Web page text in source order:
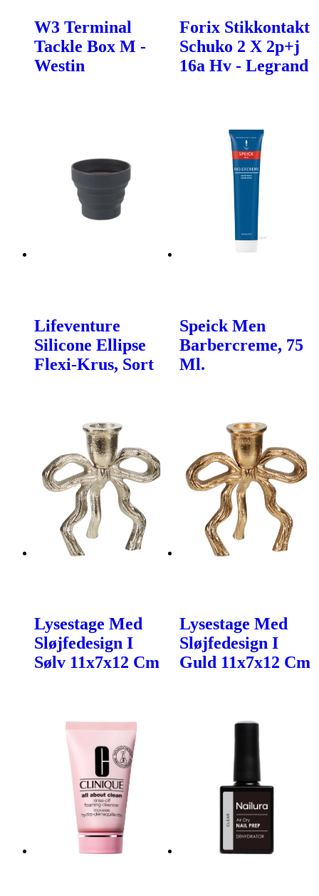
W3 Terminal
Tackle Box M -
Westin
Forix Stikkontakt
Schuko 2 X 2p+j
16a Hv - Legrand
Lifeventure
Silicone Ellipse
Flexi-Krus, Sort
Speick Men
Barbercreme, 75
Ml.
Lysestage Med
Sløjfedesign I
Sølv 11x7x12 Cm
Lysestage Med
Sløjfedesign I
Guld 11x7x12 Cm